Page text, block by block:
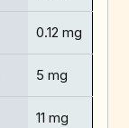
0.12 mg
5 mg
11 mg